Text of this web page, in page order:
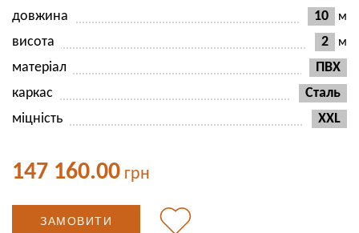
довжина 10 м
висота 2 м
матеріал
ПВХ
каркас
Сталь
міцність
XXL
147 160.00 грн
ЗАМОВИТИ